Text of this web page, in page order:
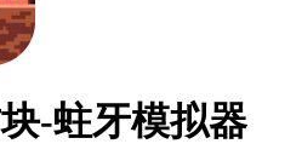
-蛀牙模拟器